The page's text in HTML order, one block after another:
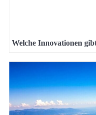
Welche Innovationen